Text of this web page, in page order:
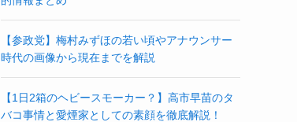
【参政党】梅村みずほの若い頃やアナウンサー
時代の画像から現在までを解説
【1日2箱のヘビースモーカー？】高市早苗のタ
バコ事情と愛煙家としての素顔を徹底解説！